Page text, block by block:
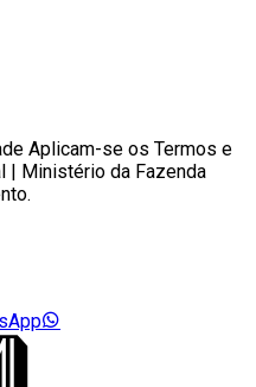
Aplicam-se os Termos e
| Ministério da Fazenda